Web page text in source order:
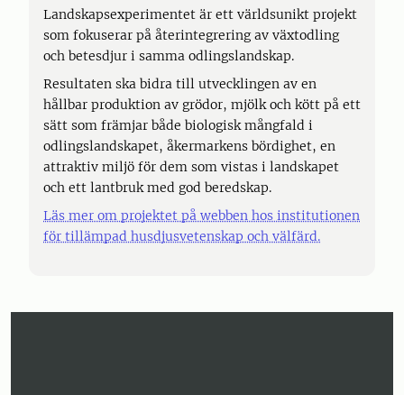
Landskapsexperimentet är ett världsunikt projekt
som fokuserar på återintegrering av växtodling
och betesdjur i samma odlingslandskap.
Resultaten ska bidra till utvecklingen av en
hållbar produktion av grödor, mjölk och kött på ett
sätt som främjar både biologisk mångfald i
odlingslandskapet, åkermarkens bördighet, en
attraktiv miljö för dem som vistas i landskapet
och ett lantbruk med god beredskap.
Läs mer om projektet på webben hos institutionen
för tillämpad husdjusvetenskap och välfärd.